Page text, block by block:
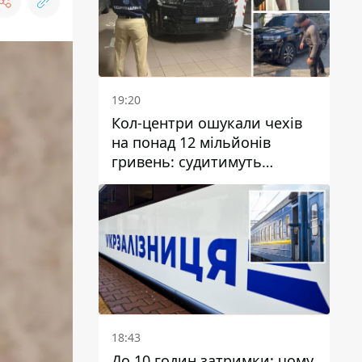
19:20
Кол-центри ошукали чехів
на понад 12 мільйонів
гривень: судитимуть
дніпрянина, який
організував
транснаціональну злочинну
організацію
18:43